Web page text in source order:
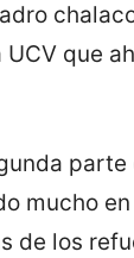
que
mucho
de los